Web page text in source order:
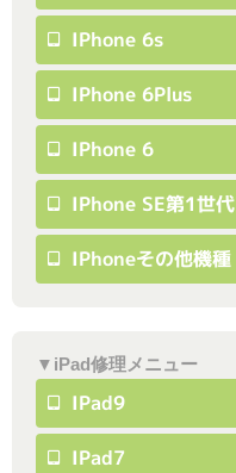
IPhone 6s
IPhone 6Plus
IPhone 6
IPhone SE第1世代
IPhoneその他機種
▼iPad修理メニュー
IPad9
IPad7